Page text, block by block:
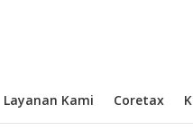
Layanan Kami Coretax